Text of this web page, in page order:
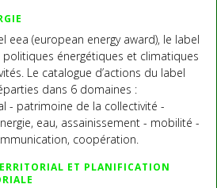
eea (european energy award), le label
politiques énergétiques et climatiques
Le catalogue d’actions du label
dans 6 domaines :
- patrimoine de la collectivité -
eau, assainissement - mobilité -
coopération.
ET PLANIFICATION